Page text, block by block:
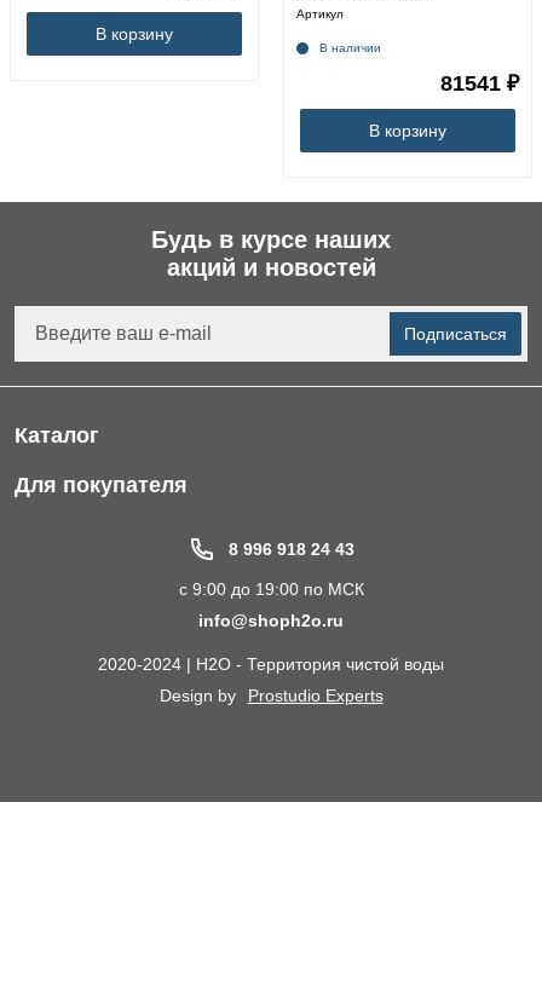
В корзину
Артикул
В наличии
81541 ₽
В корзину
Будь в курсе наших
акций и новостей
Подписаться
Каталог
Фильтры для питьевой воды
Электрические Обогреватели
Для покупателя
8 996 918 24 43
с 9:00 до 19:00 по МСК
info@shoph2o.ru
2020-2024 | H2O - Территория чистой воды
Design by
Prostudio Experts